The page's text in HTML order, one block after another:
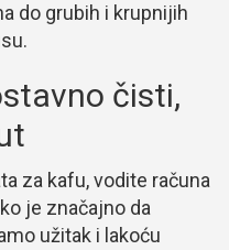
do grubih i krupnijih
čisti,
za kafu, vodite računa
je značajno da
užitak i lakoću